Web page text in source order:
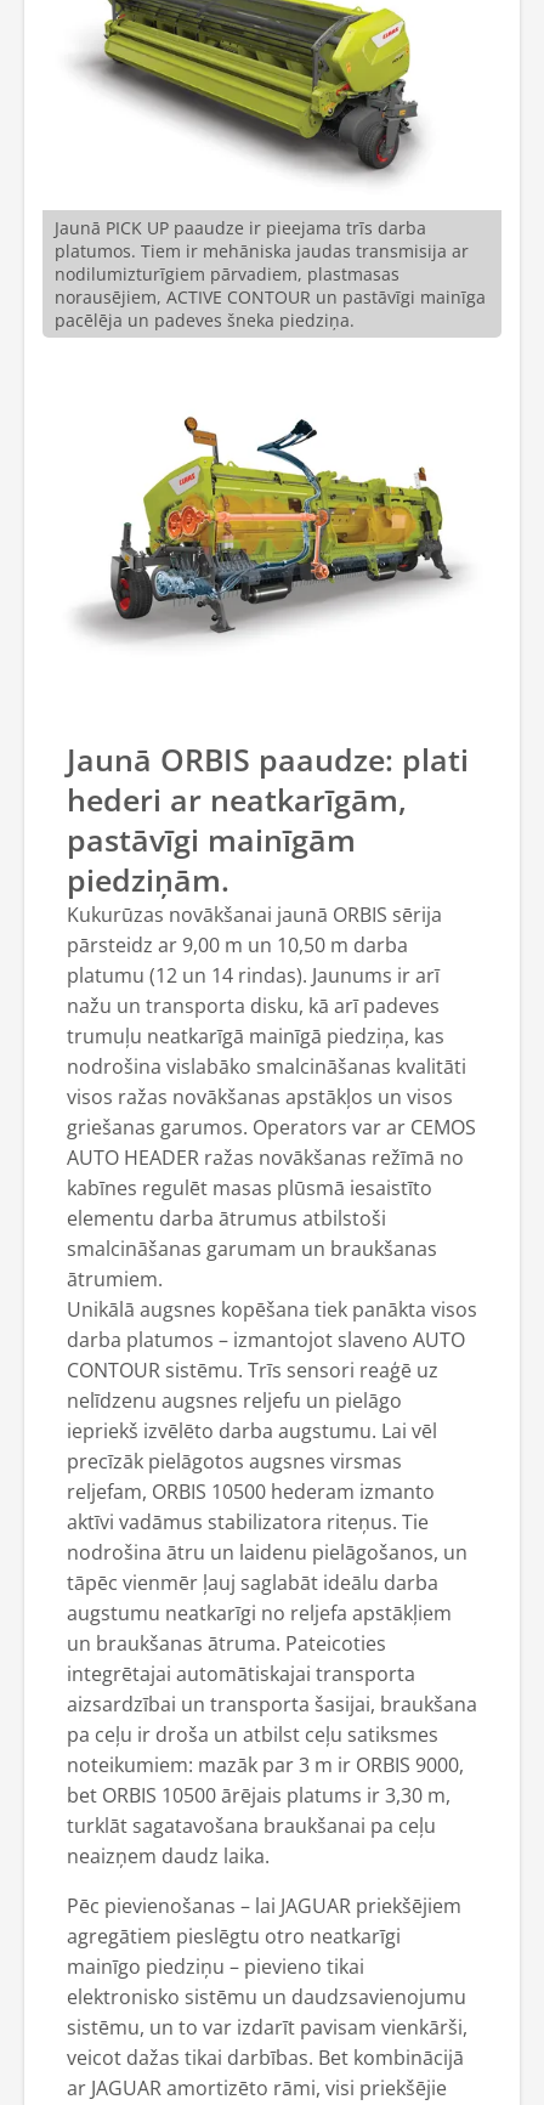
Jaunā PICK UP paaudze ir pieejama trīs darba
platumos. Tiem ir mehāniska jaudas transmisija ar
nodilumizturīgiem pārvadiem, plastmasas
norausējiem, ACTIVE CONTOUR un pastāvīgi mainīga
pacēlēja un padeves šneka piedziņa.
Jaunā ORBIS paaudze: plati
hederi ar neatkarīgām,
pastāvīgi mainīgām
piedziņām.
Kukurūzas novākšanai jaunā ORBIS sērija
pārsteidz ar 9,00 m un 10,50 m darba
platumu (12 un 14 rindas). Jaunums ir arī
nažu un transporta disku, kā arī padeves
trumuļu neatkarīgā mainīgā piedziņa, kas
nodrošina vislabāko smalcināšanas kvalitāti
visos ražas novākšanas apstākļos un visos
griešanas garumos. Operators var ar CEMOS
AUTO HEADER ražas novākšanas režīmā no
kabīnes regulēt masas plūsmā iesaistīto
elementu darba ātrumus atbilstoši
smalcināšanas garumam un braukšanas
ātrumiem.
Unikālā augsnes kopēšana tiek panākta visos
darba platumos – izmantojot slaveno AUTO
CONTOUR sistēmu. Trīs sensori reaģē uz
nelīdzenu augsnes reljefu un pielāgo
iepriekš izvēlēto darba augstumu. Lai vēl
precīzāk pielāgotos augsnes virsmas
reljefam, ORBIS 10500 hederam izmanto
aktīvi vadāmus stabilizatora riteņus. Tie
nodrošina ātru un laidenu pielāgošanos, un
tāpēc vienmēr ļauj saglabāt ideālu darba
augstumu neatkarīgi no reljefa apstākļiem
un braukšanas ātruma. Pateicoties
integrētajai automātiskajai transporta
aizsardzībai un transporta šasijai, braukšana
pa ceļu ir droša un atbilst ceļu satiksmes
noteikumiem: mazāk par 3 m ir ORBIS 9000,
bet ORBIS 10500 ārējais platums ir 3,30 m,
turklāt sagatavošana braukšanai pa ceļu
neaizņem daudz laika.
Pēc pievienošanas – lai JAGUAR priekšējiem
agregātiem pieslēgtu otro neatkarīgi
mainīgo piedziņu – pievieno tikai
elektronisko sistēmu un daudzsavienojumu
sistēmu, un to var izdarīt pavisam vienkārši,
veicot dažas tikai darbības. Bet kombinācijā
ar JAGUAR amortizēto rāmi, visi priekšējie